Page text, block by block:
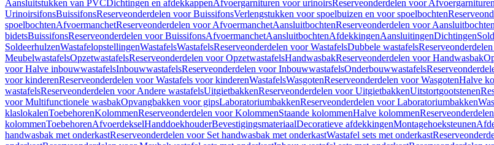
Aansluitstukken van PVCDichtingen en afdekkappenAfvoergarnituren voor urinoirsReserveonderdelen voor
UrinoirsifonsBuissifonsReserveonderdelen voor BuissifonsVerlengstukken voor spoelbuizen en voor spoelbochten
spoelbochtenAfvoermanchetReserveonderdelen voor AfvoermanchetAansluitbochtenReserveonderdelen voor Aansluitbochten
bidetsBuissifonsReserveonderdelen voor BuissifonsAfvoermanchetAansluitbochtenAfdekkingenAansluitingenDichtingen
SoldeerhulzenWastafelopstellingenWastafelsWastafelsReserveonderdelen voor WastafelsDubbele wastafels
MeubelwastafelsOpzetwastafelsReserveonderdelen voor OpzetwastafelsHandwasbakReserveonderdelen voor Handwasbak
voor Halve inbouwwastafelsInbouwwastafelsReserveonderdelen voor InbouwwastafelsOnderbouwwastafels
voor kinderenReserveonderdelen voor Wastafels voor kinderenWastafelsWasgotenReserveonderdelen voor WasgotenHalve
wastafelsReserveonderdelen voor Andere wastafelsUitgietbakkenReserveonderdelen voor UitgietbakkenUitstortgootstenen
voor Multifunctionele wasbakOpvangbakken voor gipsLaboratoriumbakkenReserveonderdelen voor Laboratoriumbakken
klaslokalenToebehorenKolommenReserveonderdelen voor KolommenStaande kolommenHalve kolommen
kolommenToebehorenAfvoerdekselHanddoekhouderBevestigingsmateriaalDecoratieve afdekkingenMontagehoeksteunen
handwasbak met onderkastReserveonderdelen voor Set handwasbak met onderkastWastafel sets met onderkast